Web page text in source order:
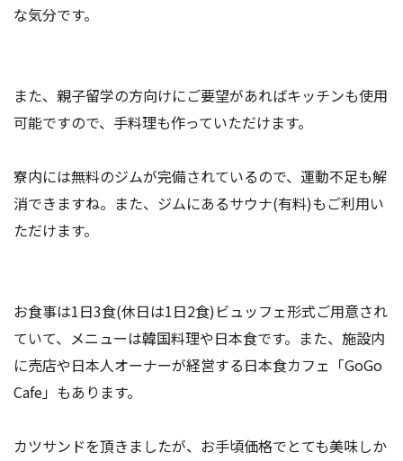
な気分です。
また、親子留学の方向けにご要望があればキッチンも使用
可能ですので、手料理も作っていただけます。
寮内には無料のジムが完備されているので、運動不足も解
消できますね。また、ジムにあるサウナ(有料)もご利用い
ただけます。
お食事は1日3食(休日は1日2食)ビュッフェ形式ご用意され
ていて、メニューは韓国料理や日本食です。また、施設内
に売店や日本人オーナーが経営する日本食カフェ「GoGo
Cafe」もあります。
カツサンドを頂きましたが、お手頃価格でとても美味しか